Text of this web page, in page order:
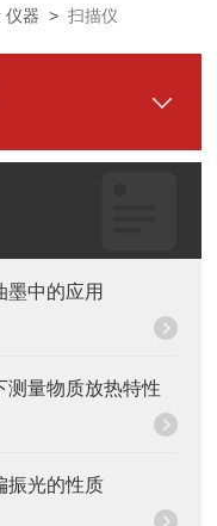
仪器 >扫描仪
墨中的应用
测量物质放热特性
振光的性质